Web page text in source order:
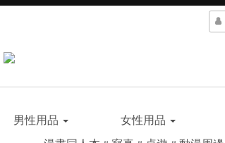
男性用品 女性用品